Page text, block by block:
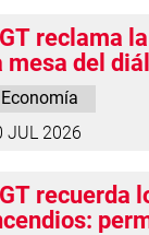
reclama
mesa del
Economía
JUL 2026
recuerda